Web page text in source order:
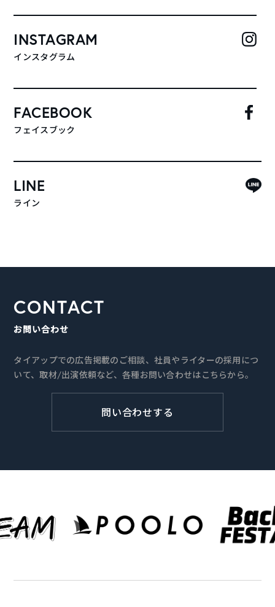
INSTAGRAM
インスタグラム
FACEBOOK
フェイスブック
LINE
ライン
CONTACT
お問い合わせ
タイアップでの広告掲載のご相談、社員やライターの採用につ
いて、取材/出演依頼など、各種お問い合わせはこちらから。
問い合わせする